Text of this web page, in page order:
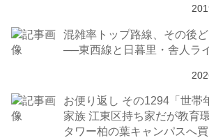
混雑率トップ路線、その後
──東西線と日暮里・舎人ラ
お便り返し その1294「世帯
家族 江東区持ち家だが教育
タワー柏の葉キャンパスへ買